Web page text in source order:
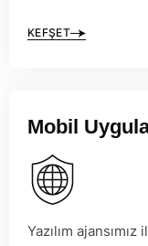
KEFŞET
Mobil
Yazılım